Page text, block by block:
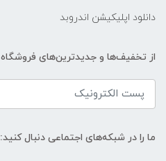
دانلود اپلیکیشن اندروبد
از تخفیف‌ها و جدیدترین‌های فروشگاه
ما را در شبکه‌های اجتماعی دنبال کنید: